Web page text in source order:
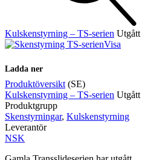
Servodrifter Roterande ställdon
Mätning
MätskalorRäknare / Displayer
Givare
Maskinsäkerhet
Kulskenstyrning – TS-serien Utgått
Visa
Ladda ner
Produktöversikt (SE)
Kulskenstyrning – TS-serien Utgått
Produktgrupp
Skenstyrningar, Kulskenstyrning
Leverantör
NSK